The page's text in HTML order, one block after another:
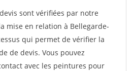
sont vérifiées par notre
mise en relation à Bellegarde-
qui permet de vérifier la
de devis. Vous pouvez
avec les peintures pour